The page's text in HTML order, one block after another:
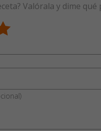
Valórala y dime qué